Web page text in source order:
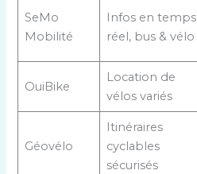
SeMo
Mobilité
Infos en temps
réel, bus & vélo
OuiBike
Location de
vélos variés
Géovélo
Itinéraires
cyclables
sécurisés